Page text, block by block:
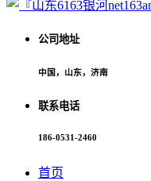
公司地址
中国，山东，济南
联系电话
186-0531-2460
首页